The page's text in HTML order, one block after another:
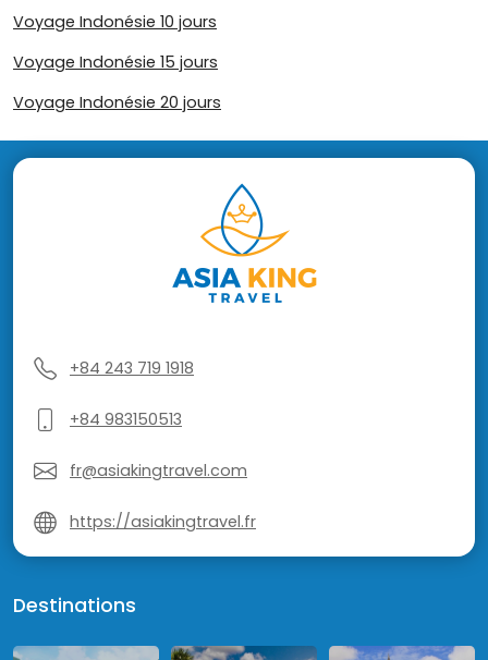
Voyage Indonésie 10 jours
Voyage Indonésie 15 jours
Voyage Indonésie 20 jours
+84 243 719 1918
+84 983150513
fr@asiakingtravel.com
https://asiakingtravel.fr
Destinations